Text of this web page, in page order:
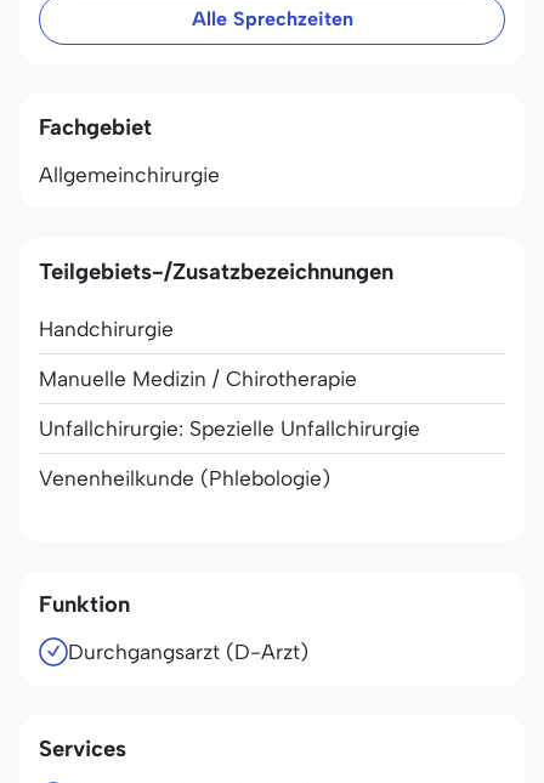
Alle Sprechzeiten
Fachgebiet
Allgemeinchirurgie
Teilgebiets-/Zusatzbezeichnungen
Handchirurgie
Manuelle Medizin / Chirotherapie
Unfallchirurgie: Spezielle Unfallchirurgie
Venenheilkunde (Phlebologie)
Funktion
Durchgangsarzt (D-Arzt)
Services